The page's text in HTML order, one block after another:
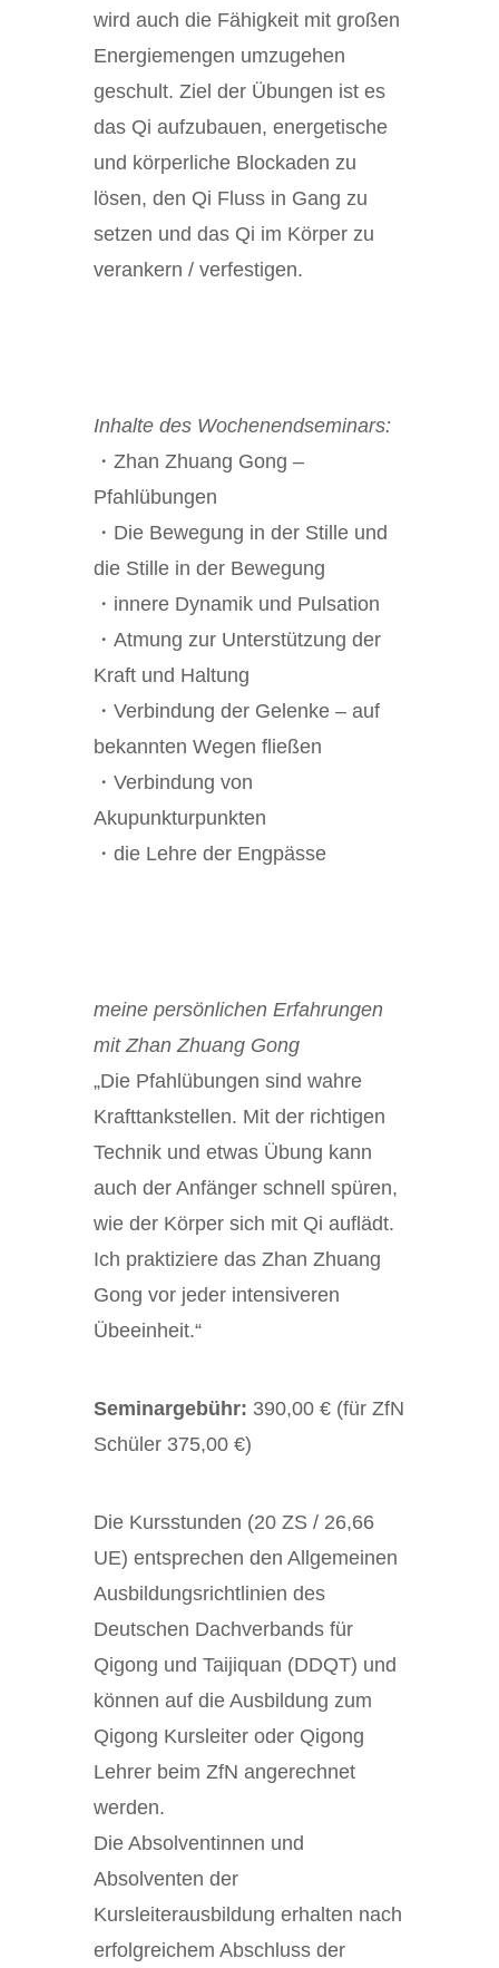
wird auch die Fähigkeit mit großen
Energiemengen umzugehen
geschult. Ziel der Übungen ist es
das Qi aufzubauen, energetische
und körperliche Blockaden zu
lösen, den Qi Fluss in Gang zu
setzen und das Qi im Körper zu
verankern / verfestigen.
Inhalte des Wochenendseminars:
・Zhan Zhuang Gong –
Pfahlübungen
・Die Bewegung in der Stille und
die Stille in der Bewegung
・innere Dynamik und Pulsation
・Atmung zur Unterstützung der
Kraft und Haltung
・Verbindung der Gelenke – auf
bekannten Wegen fließen
・Verbindung von
Akupunkturpunkten
・die Lehre der Engpässe
meine persönlichen Erfahrungen
mit Zhan Zhuang Gong
„Die Pfahlübungen sind wahre
Krafttankstellen. Mit der richtigen
Technik und etwas Übung kann
auch der Anfänger schnell spüren,
wie der Körper sich mit Qi auflädt.
Ich praktiziere das Zhan Zhuang
Gong vor jeder intensiveren
Übeeinheit.“
Seminargebühr: 390,00 € (für ZfN
Schüler 375,00 €)
Die Kursstunden (20 ZS / 26,66
UE) entsprechen den Allgemeinen
Ausbildungsrichtlinien des
Deutschen Dachverbands für
Qigong und Taijiquan (DDQT) und
können auf die Ausbildung zum
Qigong Kursleiter oder Qigong
Lehrer beim ZfN angerechnet
werden.
Die Absolventinnen und
Absolventen der
Kursleiterausbildung erhalten nach
erfolgreichem Abschluss der